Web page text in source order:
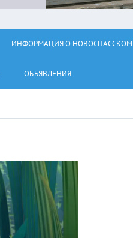
ИНФОРМАЦИЯ О НОВОСПАССКОМ
ОБЪЯВЛЕНИЯ